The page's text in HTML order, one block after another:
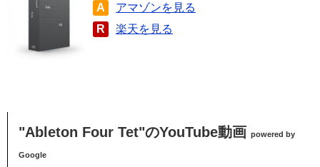
A
アマゾンを見る
R
楽天を見る
"Ableton Four Tet"のYouTube動画 powered by
Google